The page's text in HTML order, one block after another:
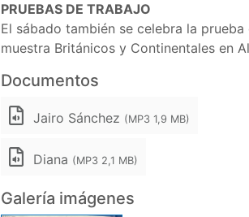
PRUEBAS DE TRABAJO
El sábado también se celebra la
muestra Británicos y Continentales en
Documentos
Jairo Sánchez (MP3 1,9 MB)
Diana (MP3 2,1 MB)
Galería imágenes